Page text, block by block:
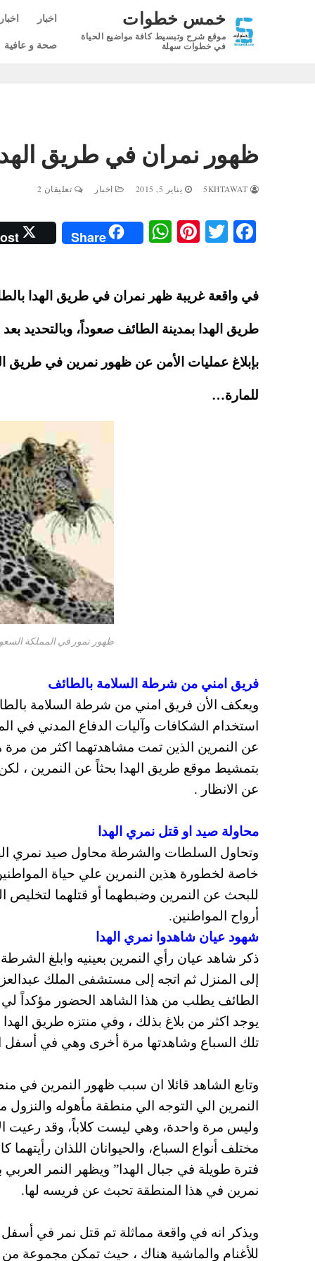
خمس خطوات
موقع شرح وتبسيط كافة مواضيع الحياة
في خطوات سهلة
اخبار
صحة و عافية
ظهور نمران في طريق
يناير 5, 2015 اخبار تعليقان 2
Fa
ok
T
r
Pi
es
t
W
ha
A
pp
Share
في واقعة غريبة ظهر نمران في طريق الهدا
طريق الهدا بمدينة الطائف صعوداً، وبالتحديد
بإبلاغ عمليات الأمن عن ظهور نمرين في طريق
للمارة…
ظهور نمور في المملكة
فريق امني من شرطة السلامة بالطائف
ويعكف الأن فريق امني من شرطة السلامة
استخدام الشكافات وآليات الدفاع المدني في
عن النمرين الذين تمت مشاهدتهما اكثر من
بتمشيط موقع طريق الهدا بحثاً عن النمرين ،
عن الانظار .
محاولة صيد او قتل نمري الهدا
وتحاول السلطات والشرطة محاول صيد نمري
خاصة لخطورة هذين النمرين علي حياة
للبحث عن النمرين وضبطهما أو قتلهما لتخليص
أرواح المواطنين.
شهود عيان شاهدوا نمري الهدا
ذكر شاهد عيان رأي النمرين بعينيه وابلغ
إلى المنزل ثم اتجه إلى مستشفى الملك
الطائف يطلب من هذا الشاهد الحضور مؤكداً لي
يوجد اكثر من بلاغ بذلك ، وفي منتزه طريق
تلك السباع وشاهدتها مرة أخرى وهي في أسفل
وتابع الشاهد قائلا ان سبب ظهور النمرين في
النمرين الي التوجه الي منطقة مأهوله
مختلف أنواع السباع، والحيوانان اللذان
فترة طويلة في جبال الهدا” ويظهر النمر
نمرين في هذا المنطقة تحبث عن فريسه لها.
ويذكر انه في واقعة مماثلة تم قتل نمر في
للأغنام والماشية هناك ، حيث تمكن مجموعة من